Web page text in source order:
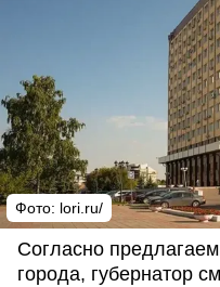
Фото: lori.ru/
Согласно
города, губернатор